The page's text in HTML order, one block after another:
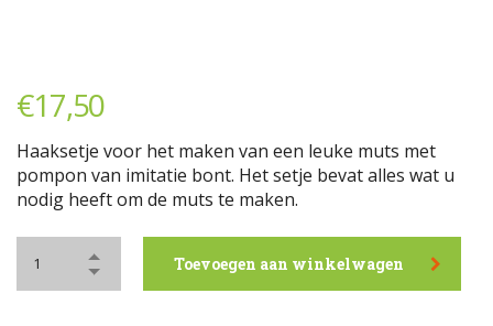
€17,50
Haaksetje voor het maken van een leuke muts met
pompon van imitatie bont. Het setje bevat alles wat u
nodig heeft om de muts te maken.
Toevoegen aan winkelwagen